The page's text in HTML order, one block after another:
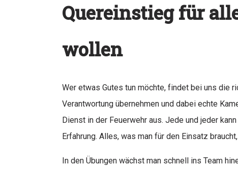
Quereinstieg für
wollen
Wer etwas Gutes tun möchte, findet bei uns die
Verantwortung übernehmen und dabei echte
Dienst in der Feuerwehr aus. Jede und jeder
Erfahrung. Alles, was man für den Einsatz
In den Übungen wächst man schnell ins Team